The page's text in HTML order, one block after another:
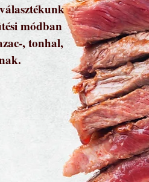
módban
, tonhal,